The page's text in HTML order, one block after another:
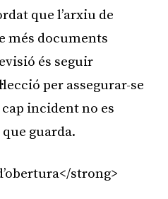
que l’arxiu de
més documents
és seguir
per assegurar-se
incident no es
guarda.
strong>